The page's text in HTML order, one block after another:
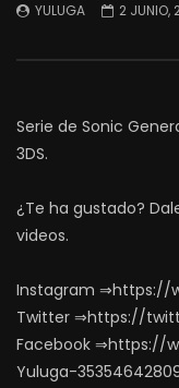
YULUGA 2 JUNIO,
Serie de Sonic
3DS.
¿Te ha gustado?
videos.
Instagram ⇒https://
Twitter ⇒https://
Facebook ⇒https://
Yuluga-